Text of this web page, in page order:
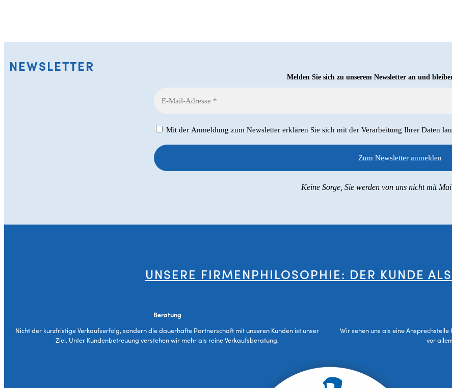
NEWSLETTER
Melden Sie sich zu unserem Newsletter an und
Mit der Anmeldung zum Newsletter erklären Sie sich mit der Verarbeitung Ihrer Daten
Keine Sorge, Sie werden von uns nicht mit
UNSERE FIRMENPHILOSOPHIE: DER KUNDE
Beratung
Nicht der kurzfristige Verkaufserfolg, sondern die dauerhafte Partnerschaft mit unseren Kunden ist unser
Ziel. Unter Kundenbetreuung verstehen wir mehr als reine Verkaufsberatung.
Wir sehen uns als eine
vor